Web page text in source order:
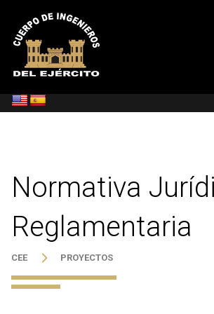
Normativa
Reglamentaria
CEE PROYECTOS